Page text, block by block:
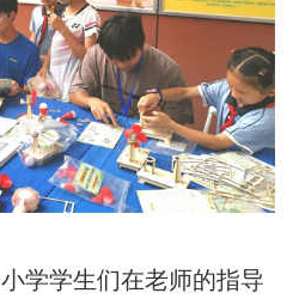
学学生们在老师的指导